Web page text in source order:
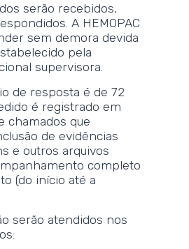
serão recebidos,
A HEMOPAC
sem demora devida
pela
supervisora.
de resposta é de 72
é registrado em
chamados que
de evidências
e outros arquivos
completo
(do início até a
serão atendidos nos